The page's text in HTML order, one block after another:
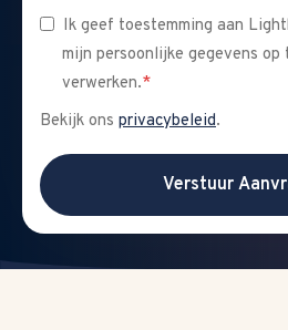
Ik geef toestemming aan
mijn persoonlijke gegevens op
verwerken.*
Bekijk ons privacybeleid.